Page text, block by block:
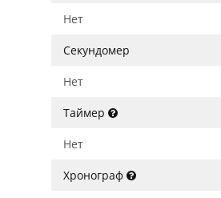
Нет
Секундомер
Нет
Таймер
Нет
Хронограф